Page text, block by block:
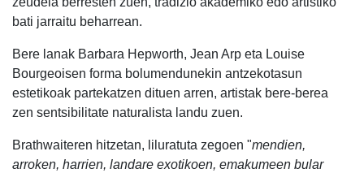
bati jarraitu beharrean.
Bere lanak Barbara Hepworth, Jean Arp eta Louise
Bourgeoisen forma bolumendunekin antzekotasun
estetikoak partekatzen dituen arren, artistak bere-berea
zen sentsibilitate naturalista landu zuen.
Brathwaiteren hitzetan, liluratuta zegoen "mendien,
arroken, harrien, landare exotikoen, emakumeen bular